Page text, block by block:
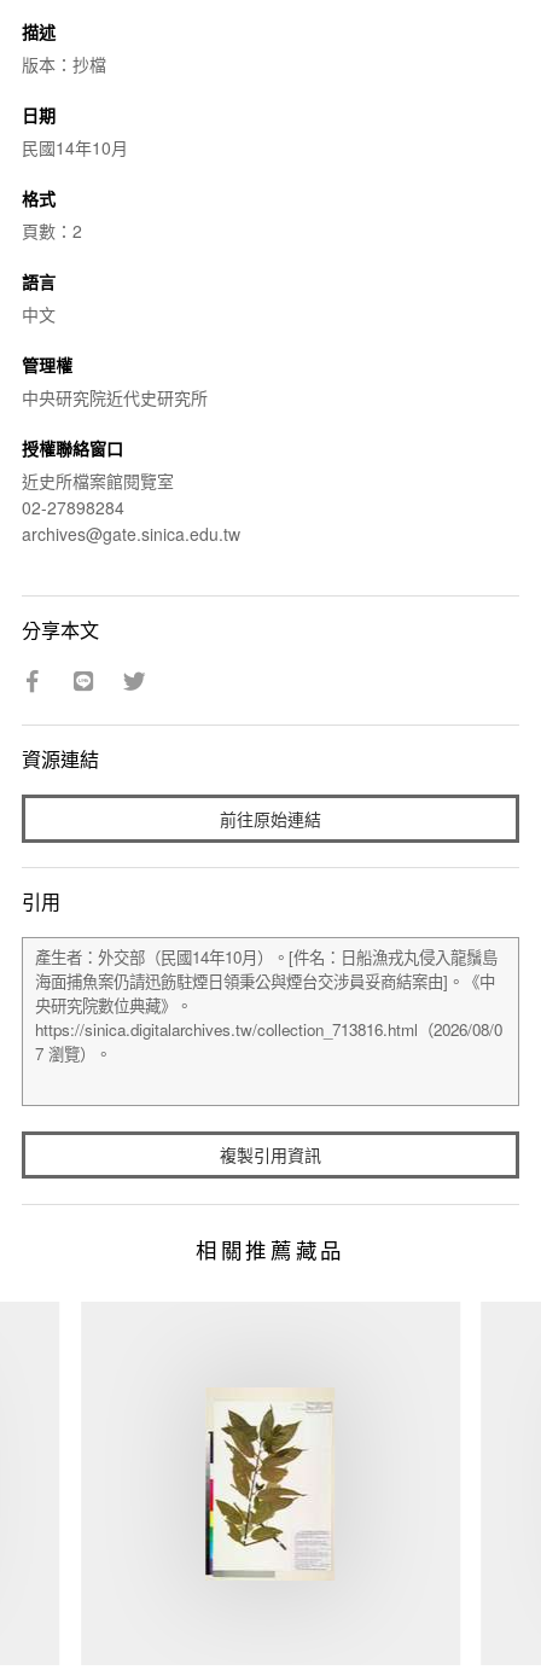
描述
版本：抄檔
日期
民國14年10月
格式
頁數：2
語言
中文
管理權
中央研究院近代史研究所
授權聯絡窗口
近史所檔案館閱覽室
02-27898284
archives@gate.sinica.edu.tw
分享本文
資源連結
前往原始連結
引用
複製引用資訊
相關推薦藏品